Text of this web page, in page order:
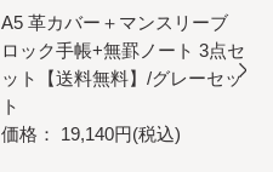
A5 革カバー＋マンスリーブ
ロック手帳+無罫ノート 3点セ
ット【送料無料】/グレーセッ
ト
価格： 19,140円(税込)